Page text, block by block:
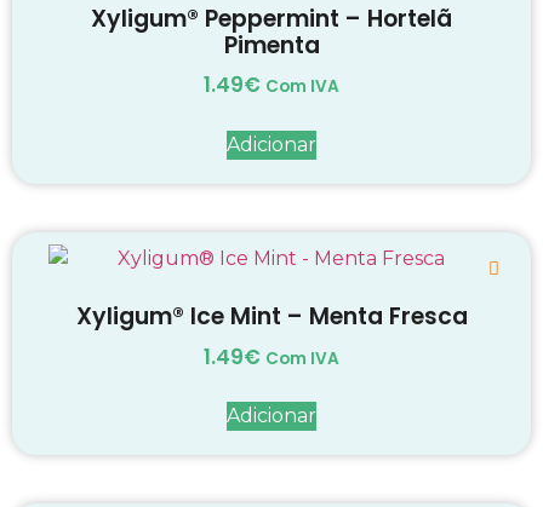
Xyligum® Peppermint – Hortelã
Pimenta
1.49€ Com IVA
Adicionar
Xyligum® Ice Mint – Menta Fresca
1.49€ Com IVA
Adicionar